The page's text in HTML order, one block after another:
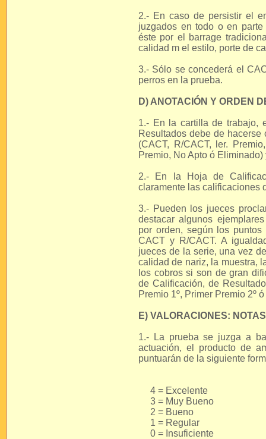
2.- En caso de persistir el
juzgados en todo o en
éste por el barrage
calidad m el estilo, porte de
3.- Sólo se concederá el
perros en la prueba.
D) ANOTACIÓN Y ORDEN
1.- En la cartilla de trabajo,
Resultados debe de
(CACT, R/CACT, ler.
Premio, No Apto ó
2.- En la Hoja de
claramente las calificaciones
3.- Pueden los jueces
destacar algunos
por orden, según los
CACT y R/CACT. A
jueces de la serie, una vez
calidad de nariz, la muestra,
los cobros si son de gran
de Calificación, de
Premio 1º, Primer Premio 2º
E) VALORACIONES:
1.- La prueba se juzga a
actuación, el producto de
puntuarán de la siguiente
4 = Excelente
3 = Muy Bueno
2 = Bueno
1 = Regular
0 = Insuficiente